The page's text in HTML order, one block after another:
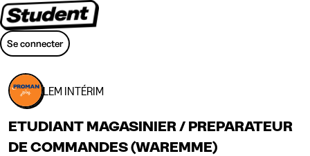
Se connecter
LEM INTÉRIM
ETUDIANT MAGASINIER / PREPARATEUR
DE COMMANDES (WAREMME)